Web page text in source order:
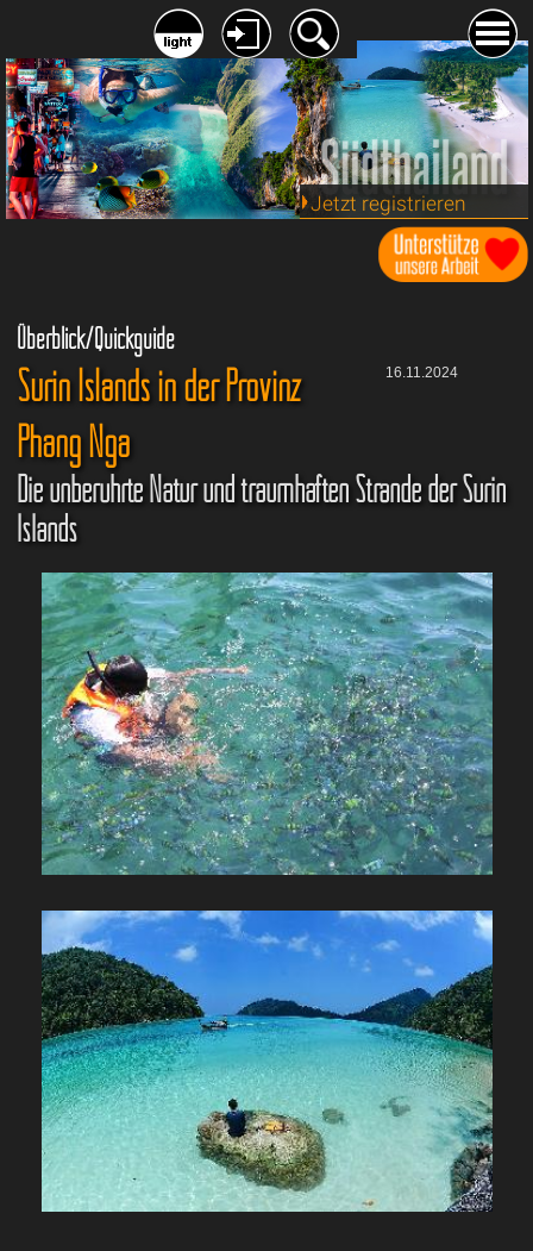
Jetzt registrieren
Überblick/Quickguide
16.11.2024
Surin Islands in der Provinz
Phang Nga
Die unberührte Natur und traumhaften Strände der Surin
Islands